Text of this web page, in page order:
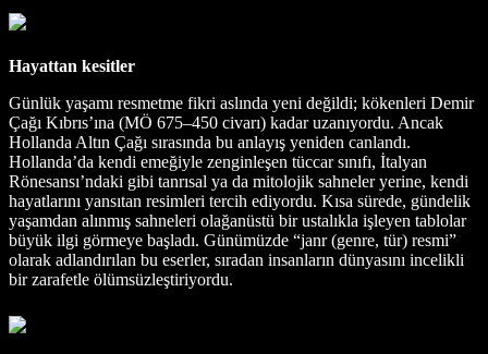
Hayattan kesitler
Günlük yaşamı resmetme fikri aslında yeni değildi; kökenleri Demir
Çağı Kıbrıs’ına (MÖ 675–450 civarı) kadar uzanıyordu. Ancak
Hollanda Altın Çağı sırasında bu anlayış yeniden canlandı.
Hollanda’da kendi emeğiyle zenginleşen tüccar sınıfı, İtalyan
Rönesansı’ndaki gibi tanrısal ya da mitolojik sahneler yerine, kendi
hayatlarını yansıtan resimleri tercih ediyordu. Kısa sürede, gündelik
yaşamdan alınmış sahneleri olağanüstü bir ustalıkla işleyen tablolar
büyük ilgi görmeye başladı. Günümüzde “janr (genre, tür) resmi”
olarak adlandırılan bu eserler, sıradan insanların dünyasını incelikli
bir zarafetle ölümsüzleştiriyordu.